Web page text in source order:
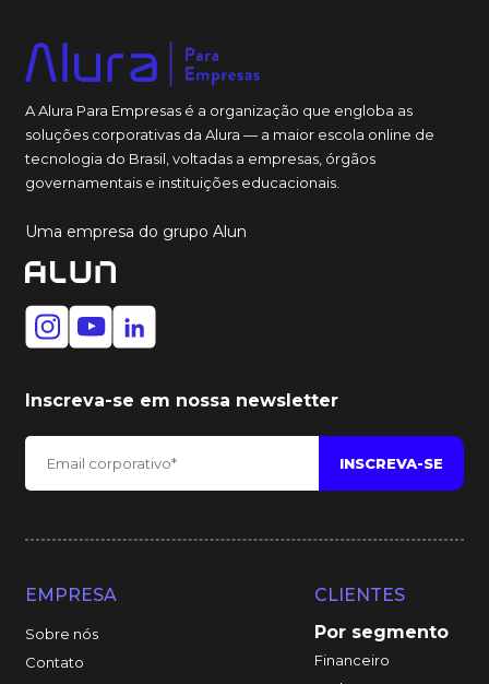
A Alura Para Empresas é a organização que engloba as
soluções corporativas da Alura — a maior escola online de
tecnologia do Brasil, voltadas a empresas, órgãos
governamentais e instituições educacionais.
Uma empresa do grupo Alun
Inscreva-se em nossa newsletter
EMPRESA
Sobre nós
Contato
CLIENTES
Por segmento
Financeiro